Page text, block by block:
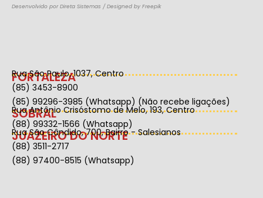
Desenvolvido por Direta Sistemas / Designed by Freepik
FORTALEZA
Rua São Paulo, 1037, Centro
(85) 3453-8900
(85) 99296-3985 (Whatsapp) (Não recebe ligações)
SOBRAL
Rua Antônio Crisóstomo de Melo, 193, Centro
(88) 99332-1566 (Whatsapp)
JUAZEIRO DO NORTE
Rua São Cândido, 700, Bairro - Salesianos
(88) 3511-2717
(88) 97400-8515 (Whatsapp)